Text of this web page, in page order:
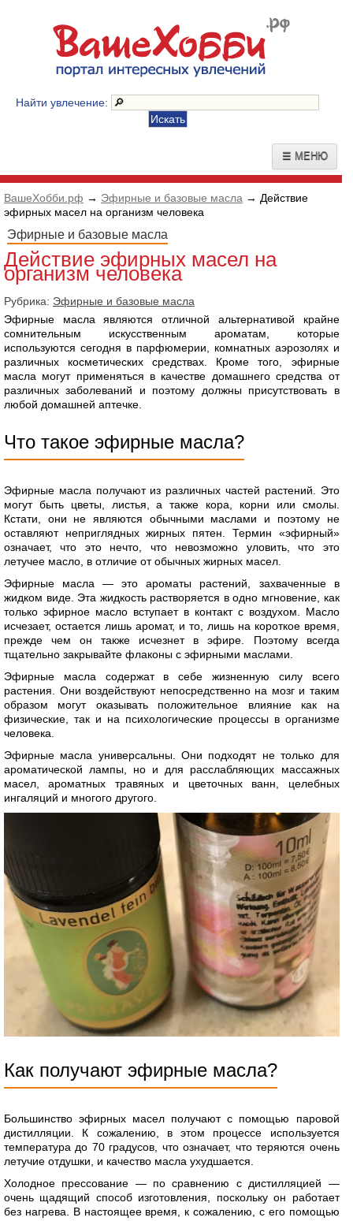
Найти увлечение:
☰ МЕНЮ
ВашеХобби.рф → Эфирные и базовые масла → Действие
эфирных масел на организм человека
Эфирные и базовые масла
Действие эфирных масел на
организм человека
Рубрика: Эфирные и базовые масла
Эфирные масла являются отличной альтернативой крайне
сомнительным искусственным ароматам, которые
используются сегодня в парфюмерии, комнатных аэрозолях и
различных косметических средствах. Кроме того, эфирные
масла могут применяться в качестве домашнего средства от
различных заболеваний и поэтому должны присутствовать в
любой домашней аптечке.
Что такое эфирные масла?
Эфирные масла получают из различных частей растений. Это
могут быть цветы, листья, а также кора, корни или смолы.
Кстати, они не являются обычными маслами и поэтому не
оставляют неприглядных жирных пятен. Термин «эфирный»
означает, что это нечто, что невозможно уловить, что это
летучее масло, в отличие от обычных жирных масел.
Эфирные масла — это ароматы растений, захваченные в
жидком виде. Эта жидкость растворяется в одно мгновение, как
только эфирное масло вступает в контакт с воздухом. Масло
исчезает, остается лишь аромат, и то, лишь на короткое время,
прежде чем он также исчезнет в эфире. Поэтому всегда
тщательно закрывайте флаконы с эфирными маслами.
Эфирные масла содержат в себе жизненную силу всего
растения. Они воздействуют непосредственно на мозг и таким
образом могут оказывать положительное влияние как на
физические, так и на психологические процессы в организме
человека.
Эфирные масла универсальны. Они подходят не только для
ароматической лампы, но и для расслабляющих массажных
масел, ароматных травяных и цветочных ванн, целебных
ингаляций и многого другого.
Как получают эфирные масла?
Большинство эфирных масел получают с помощью паровой
дистилляции. К сожалению, в этом процессе используется
температура до 70 градусов, что означает, что теряются очень
летучие отдушки, и качество масла ухудшается.
Холодное прессование — по сравнению с дистилляцией —
очень щадящий способ изготовления, поскольку он работает
без нагрева. В настоящее время, к сожалению, с его помощью